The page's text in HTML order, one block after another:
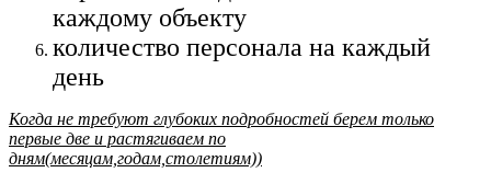
каждому объекту
количество персонала на каждый
день
Когда не требуют глубоких подробностей берем только
первые две и растягиваем по
дням(месяцам,годам,столетиям))